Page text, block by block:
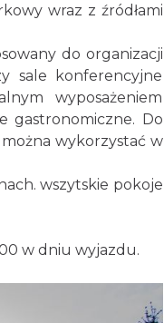
wraz z źródłami
do organizacji
sale konferencyjne
wyposażeniem
gastronomiczne. Do
wykorzystać w
wszytskie pokoje
w dniu wyjazdu.